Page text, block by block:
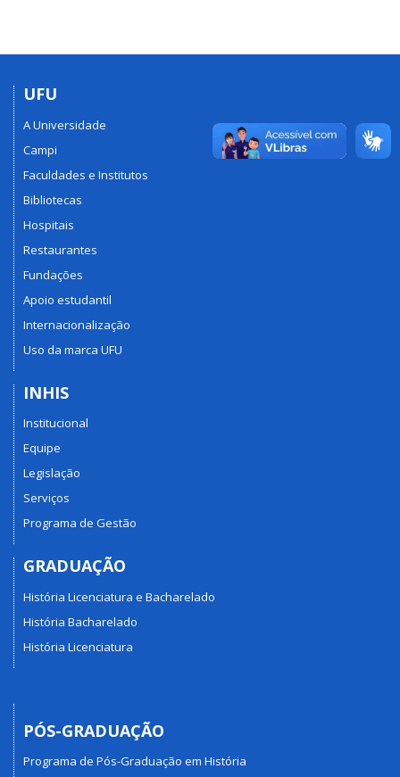
UFU
A Universidade
Campi
Faculdades e Institutos
Bibliotecas
Hospitais
Restaurantes
Fundações
Apoio estudantil
Internacionalização
Uso da marca UFU
INHIS
Institucional
Equipe
Legislação
Serviços
Programa de Gestão
GRADUAÇÃO
História Licenciatura e Bacharelado
História Bacharelado
História Licenciatura
PÓS-GRADUAÇÃO
Programa de Pós-Graduação em História